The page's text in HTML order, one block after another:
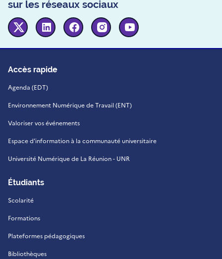
sur les réseaux sociaux
Twitter Linkedin FacebookInstagram
Accès rapide
Agenda (EDT)
Environnement Numérique de Travail (ENT)
Valoriser vos événements
Espace d'information à la communauté universitaire
Université Numérique de La Réunion - UNR
Étudiants
Scolarité
Formations
Plateformes pédagogiques
Bibliothèques